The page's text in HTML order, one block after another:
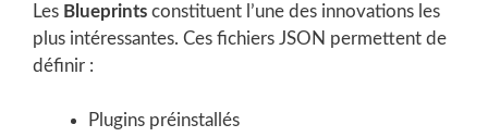
Les Blueprints constituent l’une des innovations les
plus intéressantes. Ces fichiers JSON permettent de
définir :
Plugins préinstallés